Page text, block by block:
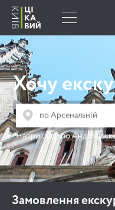
Хочу
Наприклад:по
Замовлення
екскурсій
+380 44
+380 68
з 10.00 до